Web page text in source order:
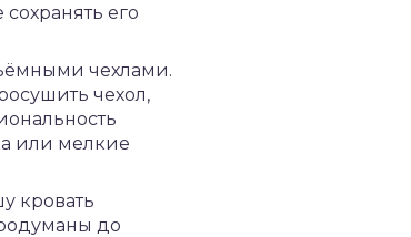
его
чехлами.
чехол,
или мелкие
кровать
до